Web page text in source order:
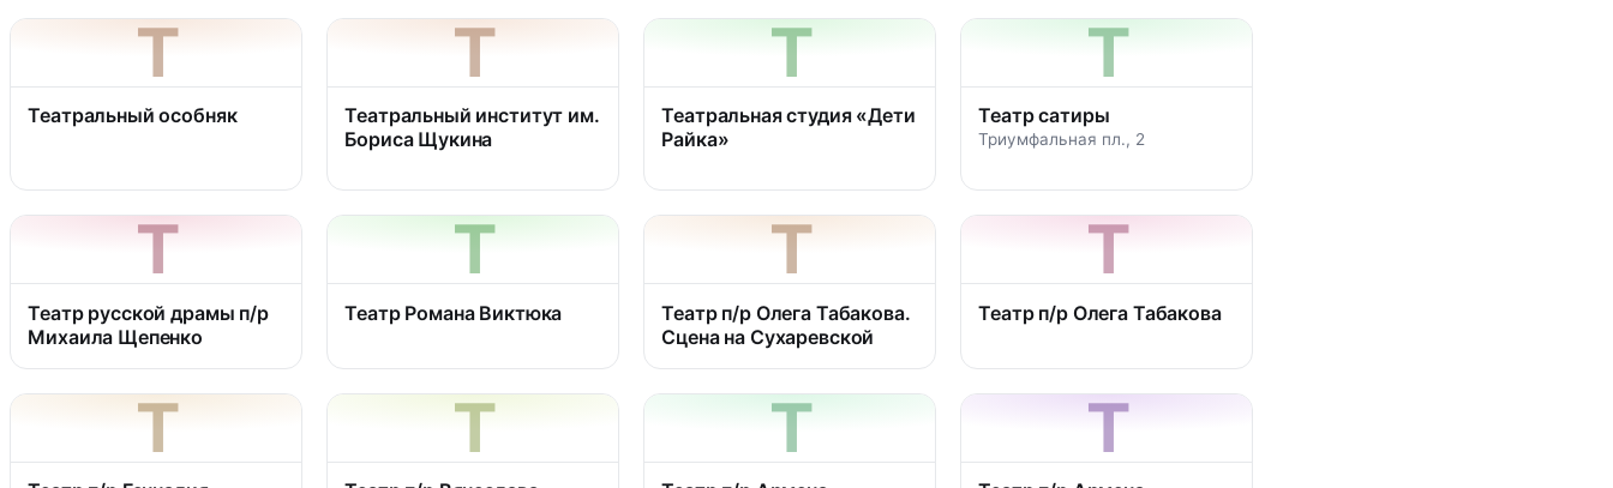
Т
Театральный особняк
Т
Театральный институт им.
Бориса Щукина
Т
Театральная студия «Дети
Райка»
Т
Театр сатиры
Триумфальная пл., 2
Т
Театр русской драмы п/р
Михаила Щепенко
Т
Театр Романа Виктюка
Т
Театр п/р Олега Табакова.
Сцена на Сухаревской
Т
Театр п/р Олега Табакова
Т Т Т Т